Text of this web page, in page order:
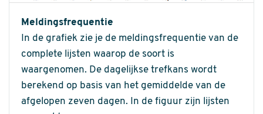
Meldingsfrequentie
In de grafiek zie je de meldingsfrequentie van de
complete lijsten waarop de soort is
waargenomen. De dagelijkse trefkans wordt
berekend op basis van het gemiddelde van de
afgelopen zeven dagen. In de figuur zijn lijsten